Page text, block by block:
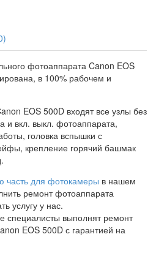
фотоаппарата Canon EOS
в 100% рабочем и
EOS 500D входят все узлы без
и вкл. выкл. фотоаппарата,
головка вспышки с
крепление горячий башмак
часть для фотокамеры в нашем
ремонт фотоаппарата
услугу у нас.
специалисты выполнят ремонт
EOS 500D с гарантией на